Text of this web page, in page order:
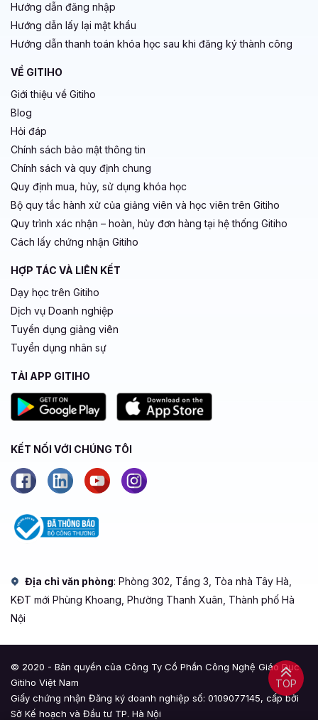
TOP
Hướng dẫn đăng nhập
Hướng dẫn lấy lại mật khẩu
Hướng dẫn thanh toán khóa học sau khi đăng ký thành công
VỀ GITIHO
Giới thiệu về Gitiho
Blog
Hỏi đáp
Chính sách bảo mật thông tin
Chính sách và quy định chung
Quy định mua, hủy, sử dụng khóa học
Bộ quy tắc hành xử của giảng viên và học viên trên Gitiho
Quy trình xác nhận – hoàn, hủy đơn hàng tại hệ thống Gitiho
Cách lấy chứng nhận Gitiho
HỢP TÁC VÀ LIÊN KẾT
Dạy học trên Gitiho
Dịch vụ Doanh nghiệp
Tuyển dụng giảng viên
Tuyển dụng nhân sự
TẢI APP GITIHO
KẾT NỐI VỚI CHÚNG TÔI
Địa chỉ văn phòng: Phòng 302, Tầng 3, Tòa nhà Tây Hà,
KĐT mới Phùng Khoang, Phường Thanh Xuân, Thành phố Hà
Nội
© 2020 - Bản quyền của Công Ty Cổ Phần Công Nghệ Giáo Dục
Gitiho Việt Nam
Giấy chứng nhận Đăng ký doanh nghiệp số: 0109077145, cấp bởi
Sở Kế hoạch và Đầu tư TP. Hà Nội